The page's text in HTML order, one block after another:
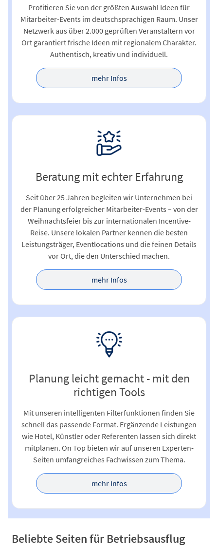
Profitieren Sie von der größten Auswahl Ideen für
Mitarbeiter-Events im deutschsprachigen Raum. Unser
Netzwerk aus über 2.000 geprüften Veranstaltern vor
Ort garantiert frische Ideen mit regionalem Charakter.
Authentisch, kreativ und individuell.
mehr Infos
Beratung mit echter Erfahrung
Seit über 25 Jahren begleiten wir Unternehmen bei
der Planung erfolgreicher Mitarbeiter-Events – von der
Weihnachtsfeier bis zur internationalen Incentive-
Reise. Unsere lokalen Partner kennen die besten
Leistungsträger, Eventlocations und die feinen Details
vor Ort, die den Unterschied machen.
mehr Infos
Planung leicht gemacht - mit den
richtigen Tools
Mit unseren intelligenten Filterfunktionen finden Sie
schnell das passende Format. Ergänzende Leistungen
wie Hotel, Künstler oder Referenten lassen sich direkt
mitplanen. On Top bieten wir auf unseren Experten-
Seiten umfangreiches Fachwissen zum Thema.
mehr Infos
Beliebte Seiten für Betriebsausflug